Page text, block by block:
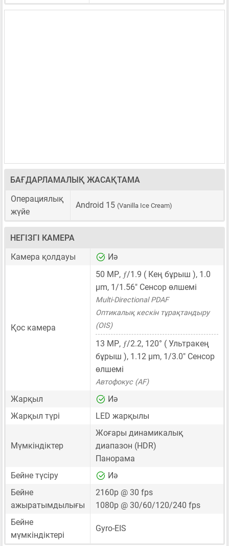
БАҒДАРЛАМАЛЫҚ ЖАСАҚТАМА
Операциялық
жүйе
Android 15 (Vanilla Ice Cream)
НЕГІЗГІ КАМЕРА
Камера қолдауы
Иә
Қос камера
50 MP, ƒ/1.9 ( Кең бұрыш ), 1.0
μm, 1/1.56" Сенсор өлшемі
Multi-Directional PDAF
Оптикалық кескін тұрақтандыру
(OIS)
13 MP, ƒ/2.2, 120° ( Ультракең
бұрыш ), 1.12 μm, 1/3.0" Сенсор
өлшемі
Автофокус (AF)
Жарқыл
Иә
Жарқыл түрі
LED жарқылы
Мүмкіндіктер
Жоғары динамикалық
диапазон (HDR)
Панорама
Бейне түсіру
Иә
Бейне
ажыратымдылығы
2160p @ 30 fps
1080p @ 30/60/120/240 fps
Бейне
мүмкіндіктері
Gyro-EIS